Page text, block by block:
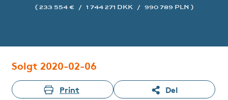
( 233 554 € / 1 744 271 DKK / 990 789 PLN )
Solgt 2020-02-06
Print Del